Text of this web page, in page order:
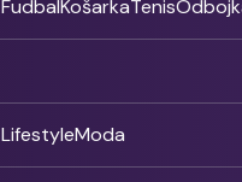
FudbalKošarkaTenis
LifestyleModa